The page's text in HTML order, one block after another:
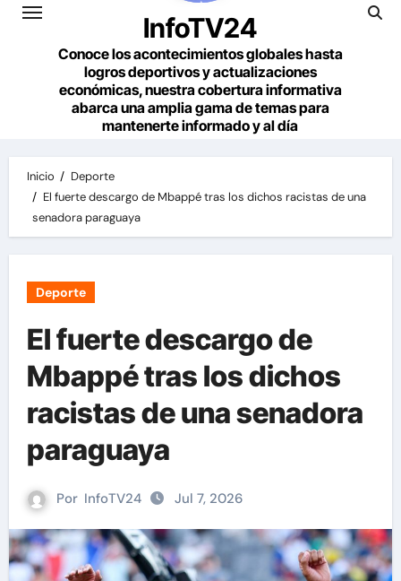
InfoTV24
Conoce los acontecimientos globales hasta
logros deportivos y actualizaciones
económicas, nuestra cobertura informativa
abarca una amplia gama de temas para
mantenerte informado y al día
Inicio
Deporte
El fuerte descargo de Mbappé tras los dichos racistas de una
senadora paraguaya
Deporte
El fuerte descargo de
Mbappé tras los dichos
racistas de una senadora
paraguaya
Por InfoTV24 Jul 7, 2026